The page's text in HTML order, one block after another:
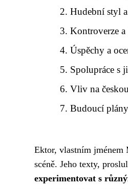
Hudební styl
Kontroverze
Úspěchy a
Spolupráce s
Vliv na
Budoucí
Ektor, vlastním jménem
scéně. Jeho texty,
experimentovat s